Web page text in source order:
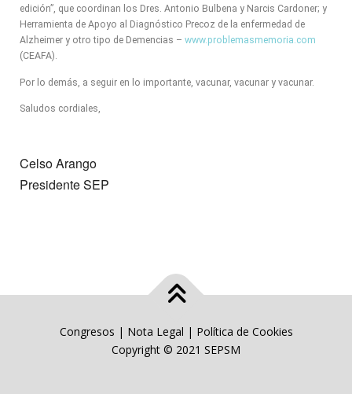
edición”, que coordinan los Dres. Antonio Bulbena y Narcis Cardoner; y
Herramienta de Apoyo al Diagnóstico Precoz de la enfermedad de
Alzheimer y otro tipo de Demencias – www.problemasmemoria.com
(CEAFA).
Por lo demás, a seguir en lo importante, vacunar, vacunar y vacunar.
Saludos cordiales,
Celso Arango
Presidente SEP
Congresos | Nota Legal | Política de Cookies
Copyright © 2021 SEPSM